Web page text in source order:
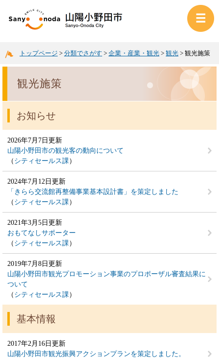
トップページ > 分類でさがす > 企業・産業・観光 > 観光 > 観光施策
観光施策
お知らせ
2026年7月7日更新
山陽小野田市の観光客の動向について
シティセールス課
2024年7月12日更新
「きらら交流館再整備事業基本設計書」を策定しました
シティセールス課
2021年3月5日更新
おもてなしサポーター
シティセールス課
2019年7月8日更新
山陽小野田市観光プロモーション事業のプロポーザル審査結果に
ついて
シティセールス課
基本情報
2017年2月16日更新
山陽小野田市観光振興アクションプランを策定しました。